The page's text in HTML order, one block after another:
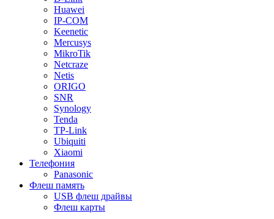
Huawei
IP-COM
Keenetic
Mercusys
MikroTik
Netcraze
Netis
ORIGO
SNR
Synology
Tenda
TP-Link
Ubiquiti
Xiaomi
Телефония
Panasonic
Флеш память
USB флеш драйвы
Флеш карты